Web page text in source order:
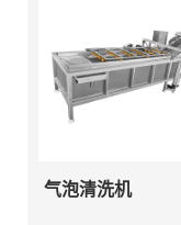
气泡清洗机